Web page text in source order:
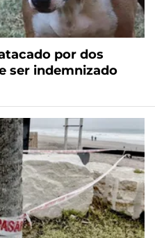
por dos
ser indemnizado